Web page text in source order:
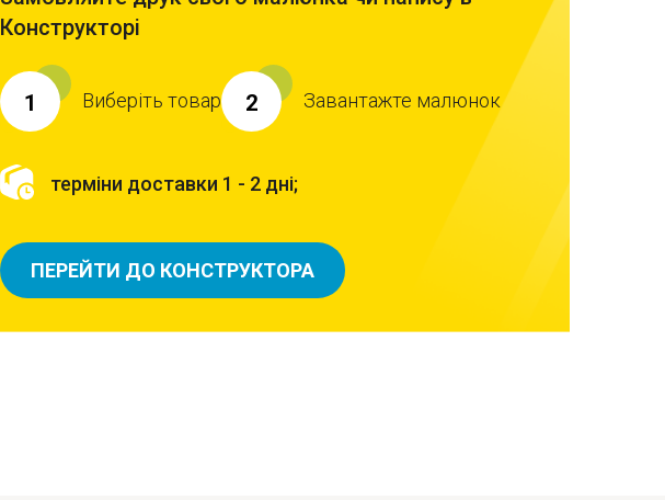
Конструкторі
1 Виберіть товар 2 Завантажте малюнок
терміни доставки 1 - 2 дні;
ПЕРЕЙТИ ДО КОНСТРУКТОРА